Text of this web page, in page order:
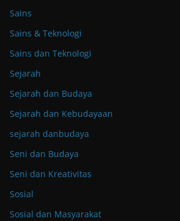
Sains
Sains & Teknologi
Sains dan Teknologi
Sejarah
Sejarah dan Budaya
Sejarah dan Kebudayaan
sejarah danbudaya
Seni dan Budaya
Seni dan Kreativitas
Sosial
Sosial dan Masyarakat